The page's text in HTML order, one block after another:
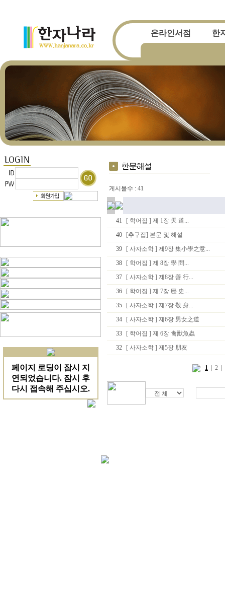
온라인서점 한
게시물수 : 41
41
[ 학어집 ] 제 1장 天 道...
40
[추구집] 본문 및 해설
39
[ 사자소학 ] 제9장 集小學之意...
38
[ 학어집 ] 제 8장 學 問...
37
[ 사자소학 ] 제8장 善 行...
36
[ 학어집 ] 제 7장 歷 史...
35
[ 사자소학 ] 제7장 敬 身...
34
[ 사자소학 ] 제6장 男女之道
33
[ 학어집 ] 제 6장 禽獸魚蟲
32
[ 사자소학 ] 제5장 朋友
1 2